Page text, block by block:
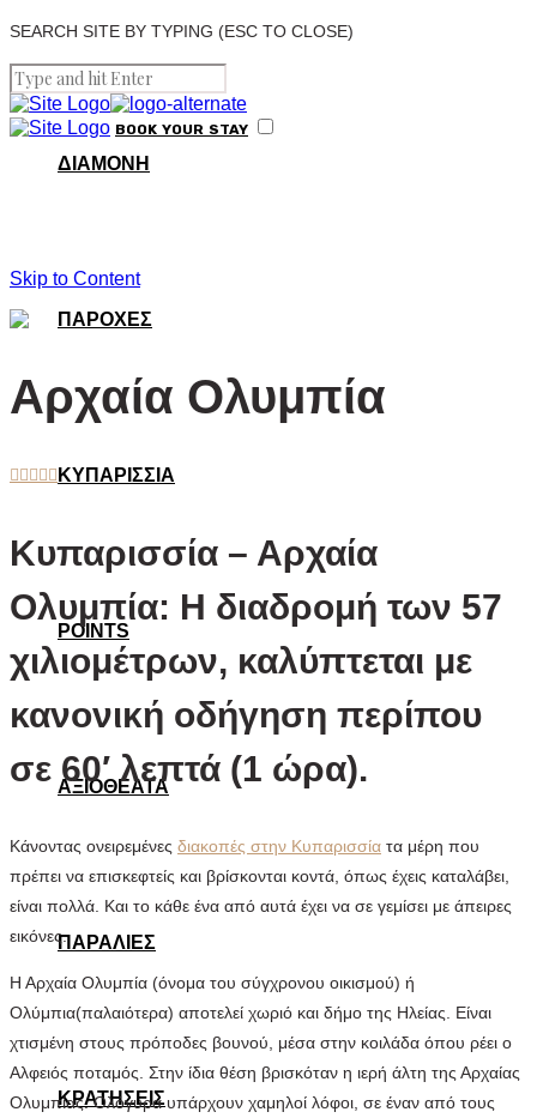
SEARCH SITE BY TYPING (ESC TO CLOSE)
BOOK YOUR STAY
ΔΙΑΜΟΝΗ
ΠΑΡΟΧΕΣ
ΚΥΠΑΡΙΣΣΙΑ
POINTS
ΑΞΙΟΘΕΑΤΑ
ΠΑΡΑΛΙΕΣ
ΚΡΑΤΗΣΕΙΣ
Skip to Content
Αρχαία Ολυμπία

Κυπαρισσία – Αρχαία
Ολυμπία: H διαδρομή των 57
χιλιομέτρων, καλύπτεται με
κανονική οδήγηση περίπου
σε 60′ λεπτά (1 ώρα).
Κάνοντας ονειρεμένες διακοπές στην Κυπαρισσία τα μέρη που
πρέπει να επισκεφτείς και βρίσκονται κοντά, όπως έχεις καταλάβει,
είναι πολλά. Και το κάθε ένα από αυτά έχει να σε γεμίσει με άπειρες
εικόνες.
Η Αρχαία Ολυμπία (όνομα του σύγχρονου οικισμού) ή
Ολύμπια(παλαιότερα) αποτελεί χωριό και δήμο της Ηλείας. Είναι
χτισμένη στους πρόποδες βουνού, μέσα στην κοιλάδα όπου ρέει ο
Αλφειός ποταμός. Στην ίδια θέση βρισκόταν η ιερή άλτη της Αρχαίας
Ολυμπίας. Ολόγυρα υπάρχουν χαμηλοί λόφοι, σε έναν από τους